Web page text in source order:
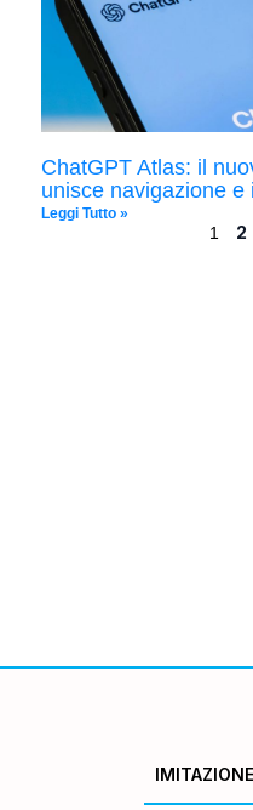
ChatGPT Atlas: il
unisce navigazione
Leggi Tutto »
1 2